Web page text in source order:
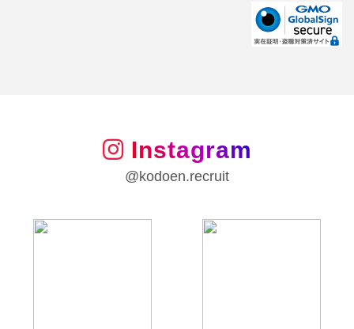
Instagram
@kodoen.recruit